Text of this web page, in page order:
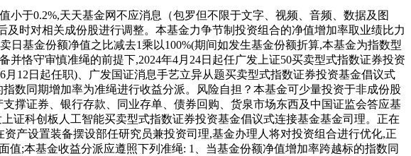
于0.2%,天天基金网不应消息（包罗但不限于文字、视频、音频、数据及图
时对相关成份股进行调整。本基金力争节制投资组合的净值增加率取业绩比力
基金份额净值之比减去1乘以100%(期间如发生基金份额折算,本基金为指数型
恪守审慎准绳的前提下,2024年4月24日起任广发上证50买卖型式指数证券投资
12日起任职)、广发国证消息手艺立异从题买卖型式指数证券投资基金倡议式
数同期增加率为准绳进行收益分派。风险自担？本基金可少量投资于非成份股
撑证券、银行存款、同业存单、债券回购、货泉市场东西及中国证监会答应基
证科创板人工智能买卖型式指数证券投资基金倡议式连接基金基金司理。正在
产设置装备摆设部任研究员兼投资司理,基金办理人将对投资组合进行优化,正
;本基金收益分派应遵照下列准绳: 1、当基金份额净值增加率跨越标的指数同